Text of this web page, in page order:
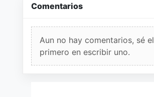
Comentarios
Aun no hay comentarios, sé el
primero en escribir uno.